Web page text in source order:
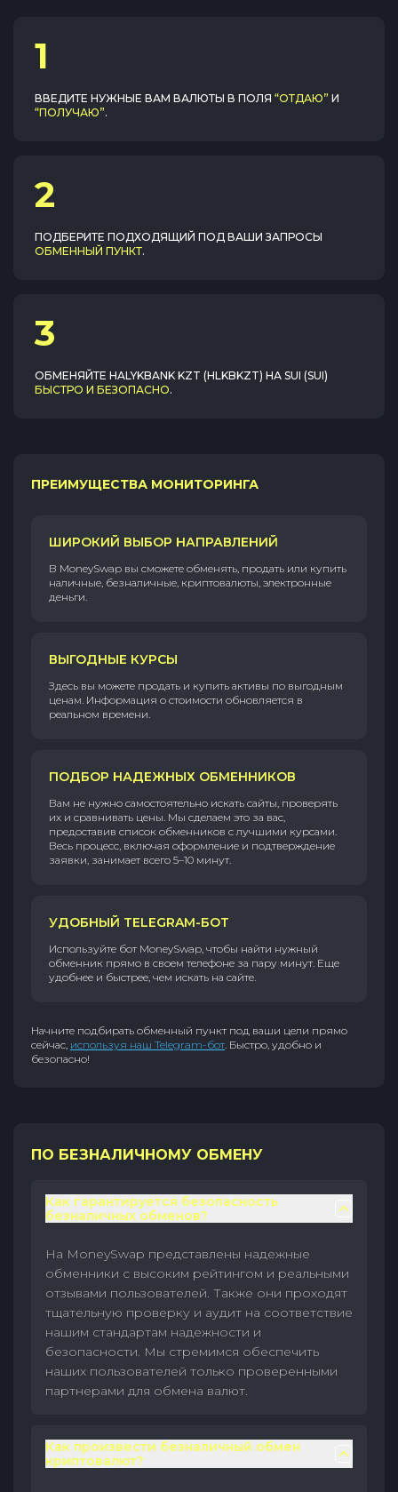
1
ВВЕДИТЕ НУЖНЫЕ ВАМ ВАЛЮТЫ В ПОЛЯ “ОТДАЮ” И
“ПОЛУЧАЮ”.
2
ПОДБЕРИТЕ ПОДХОДЯЩИЙ ПОД ВАШИ ЗАПРОСЫ
ОБМЕННЫЙ ПУНКТ.
3
ОБМЕНЯЙТЕ HALYKBANK KZT (HLKBKZT) НА SUI (SUI)
БЫСТРО И БЕЗОПАСНО.
ПРЕИМУЩЕСТВА МОНИТОРИНГА
ШИРОКИЙ ВЫБОР НАПРАВЛЕНИЙ
В MoneySwap вы сможете обменять, продать или купить
наличные, безналичные, криптовалюты, электронные
деньги.
ВЫГОДНЫЕ КУРСЫ
Здесь вы можете продать и купить активы по выгодным
ценам. Информация о стоимости обновляется в
реальном времени.
ПОДБОР НАДЕЖНЫХ ОБМЕННИКОВ
Вам не нужно самостоятельно искать сайты, проверять
их и сравнивать цены. Мы сделаем это за вас,
предоставив список обменников с лучшими курсами.
Весь процесс, включая оформление и подтверждение
заявки, занимает всего 5–10 минут.
УДОБНЫЙ TELEGRAM-БОТ
Используйте бот MoneySwap, чтобы найти нужный
обменник прямо в своем телефоне за пару минут. Еще
удобнее и быстрее, чем искать на сайте.
Начните подбирать обменный пункт под ваши цели прямо
сейчас, используя наш Telegram-бот. Быстро, удобно и
безопасно!
ПО БЕЗНАЛИЧНОМУ ОБМЕНУ
Как гарантируется безопасность
безналичных обменов?
На MoneySwap представлены надежные
обменники с высоким рейтингом и реальными
отзывами пользователей. Также они проходят
тщательную проверку и аудит на соответствие
нашим стандартам надежности и
безопасности. Мы стремимся обеспечить
наших пользователей только проверенными
партнерами для обмена валют.
Как произвести безналичный обмен
криптовалют?